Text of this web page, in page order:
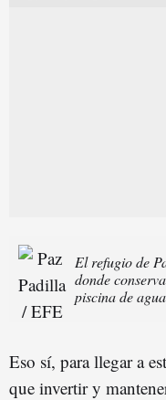
El refugio de
donde
piscina de
Eso sí, para llegar a
que invertir y